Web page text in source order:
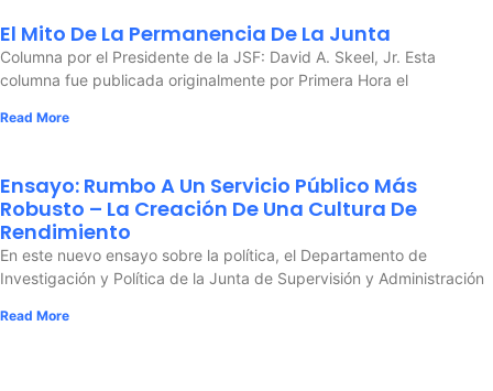
El Mito De La Permanencia De La Junta
Columna por el Presidente de la JSF: David A. Skeel, Jr. Esta
columna fue publicada originalmente por Primera Hora el
Read More
Ensayo: Rumbo A Un Servicio Público Más
Robusto – La Creación De Una Cultura De
Rendimiento
En este nuevo ensayo sobre la política, el Departamento de
Investigación y Política de la Junta de Supervisión y Administración
Read More